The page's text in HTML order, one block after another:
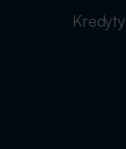
Kredyty